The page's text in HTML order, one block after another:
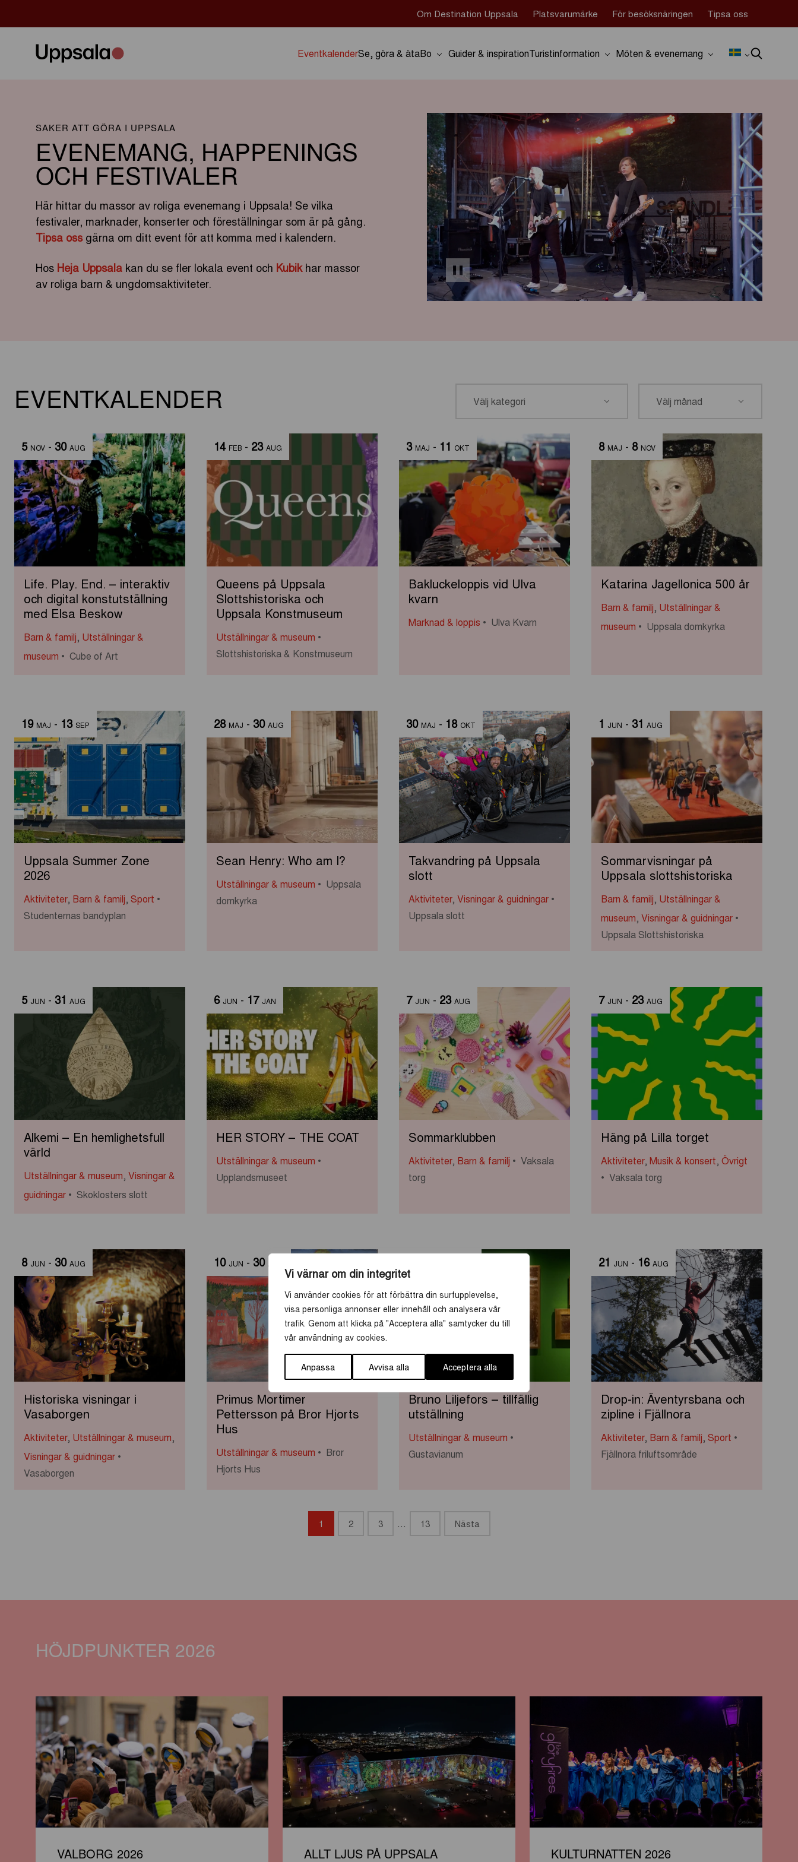
Vi värnar om din integritet
Vi använder cookies för att förbättra din surfupplevelse,
visa personliga annonser eller innehåll och analysera vår
trafik. Genom att klicka på "Acceptera alla" samtycker du till
vår användning av cookies.
Anpassa Avvisa alla Acceptera alla
Om Destination Uppsala Platsvarumärke För besöksnäringen Tipsa oss
EventkalenderSe, göra & ätaBo Guider & inspirationTuristinformation Möten & evenemang
SAKER ATT GÖRA I UPPSALA
EVENEMANG, HAPPENINGS
OCH FESTIVALER
Här hittar du massor av roliga evenemang i Uppsala! Se vilka
festivaler, marknader, konserter och föreställningar som är på gång.
Tipsa ossgärna om ditt event för att komma med i kalendern.
Hos Heja Uppsala kan du se fler lokala event och Kubikhar massor
av roliga barn & ungdomsaktiviteter.
EVENTKALENDER
5 NOV - 30 AUG
Life. Play. End. – interaktiv
och digital konstutställning
med Elsa Beskow
Barn & familj, Utställningar &
museum
Cube of Art
14 FEB - 23 AUG
Queens på Uppsala
Slottshistoriska och
Uppsala Konstmuseum
Utställningar & museum
Slottshistoriska & Konstmuseum
3 MAJ - 11 OKT
Bakluckeloppis vid Ulva
kvarn
Marknad & loppis Ulva Kvarn
8 MAJ - 8 NOV
Katarina Jagellonica 500 år
Barn & familj, Utställningar &
museum
Uppsala domkyrka
19 MAJ - 13 SEP
Uppsala Summer Zone
2026
Aktiviteter, Barn & familj, Sport
Studenternas bandyplan
28 MAJ - 30 AUG
Sean Henry: Who am I?
Utställningar & museum
Uppsala
domkyrka
30 MAJ - 18 OKT
Takvandring på Uppsala
slott
Aktiviteter, Visningar & guidningar
Uppsala slott
1 JUN - 31 AUG
Sommarvisningar på
Uppsala slottshistoriska
Barn & familj, Utställningar &
museum, Visningar & guidningar
Uppsala Slottshistoriska
5 JUN - 31 AUG
Alkemi – En hemlighetsfull
värld
Utställningar & museum, Visningar &
guidningar
Skoklosters slott
6 JUN - 17 JAN
HER STORY – THE COAT
Utställningar & museum
Upplandsmuseet
7 JUN - 23 AUG
Sommarklubben
Aktiviteter, Barn & familj
Vaksala
torg
7 JUN - 23 AUG
Häng på Lilla torget
Aktiviteter, Musik & konsert, Övrigt
Vaksala torg
8 JUN - 30 AUG
Historiska visningar i
Vasaborgen
Aktiviteter, Utställningar & museum,
Visningar & guidningar
Vasaborgen
10 JUN - 30 AUG
Primus Mortimer
Pettersson på Bror Hjorts
Hus
Utställningar & museum
Bror
Hjorts Hus
Bruno Liljefors – tillfällig
utställning
Utställningar & museum
Gustavianum
21 JUN - 16 AUG
Drop-in: Äventyrsbana och
zipline i Fjällnora
Aktiviteter, Barn & familj, Sport
Fjällnora friluftsområde
1 2 3 … 13 Nästa
HÖJDPUNKTER 2026
VALBORG 2026 ALLT LJUS PÅ UPPSALA KULTURNATTEN 2026